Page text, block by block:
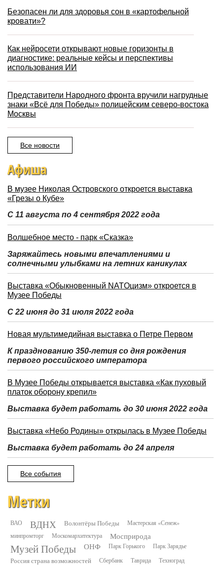
Безопасен ли для здоровья сон в «картофельной
кровати»?
Как нейросети открывают новые горизонты в
диагностике: реальные кейсы и перспективы
использования ИИ
Представители Народного фронта вручили нагрудные
знаки «Всё для Победы» полицейским северо-востока
Москвы
Все новости
Афиша
В музее Николая Островского откроется выставка
«Грезы о Кубе»
С 11 августа по 4 сентября 2022 года
Волшебное место - парк «Сказка»
Заряжайтесь новыми впечатлениями и
солнечными улыбками на летних каникулах
Выставка «Обыкновенный NATOцизм» откроется в
Музее Победы
С 22 июня до 31 июля 2022 года
Новая мультимедийная выставка о Петре Первом
К празднованию 350-летия со дня рождения
первого российского императора
В Музее Победы открывается выставка «Как пуховый
платок оборону крепил»
Выставка будет работать до 30 июня 2022 года
Выставка «Небо Родины» открылась в Музее Победы
Выставка будет работать до 24 апреля
Все события
Метки
ВАО ВДНХ Волонтёры Победы
Мастерская «Сенеж»
минпромторг
Москомархитектура Мосприрода
Музей Победы ОНФ Парк Горького Парк Зарядье
Россия страна возможностей Сбербанк Таврида Техноград